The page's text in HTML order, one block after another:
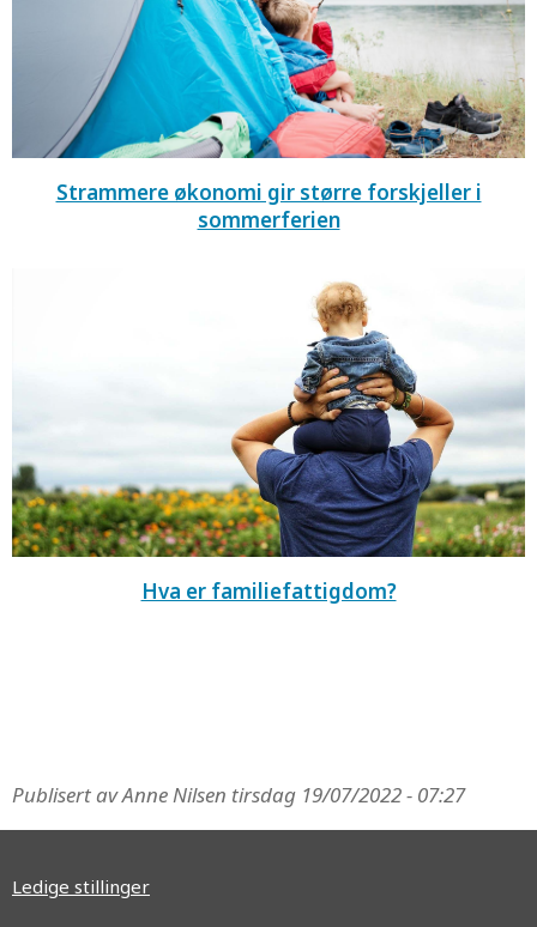
Strammere økonomi gir større forskjeller i
sommerferien
Hva er familiefattigdom?
Publisert av Anne Nilsen tirsdag 19/07/2022 - 07:27
Ledige stillinger